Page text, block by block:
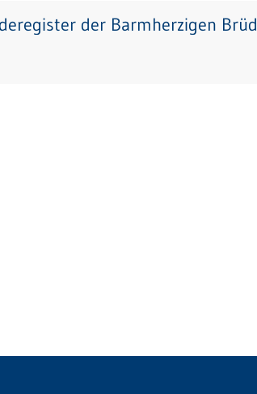
der Barmherzigen